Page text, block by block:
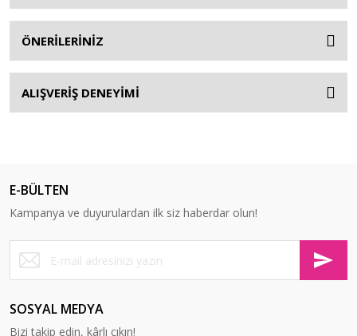
ÖNERİLERİNİZ
ALIŞVERİŞ DENEYİMİ
E-BÜLTEN
Kampanya ve duyurulardan ilk siz haberdar olun!
SOSYAL MEDYA
Bizi takip edin, kârlı çıkın!